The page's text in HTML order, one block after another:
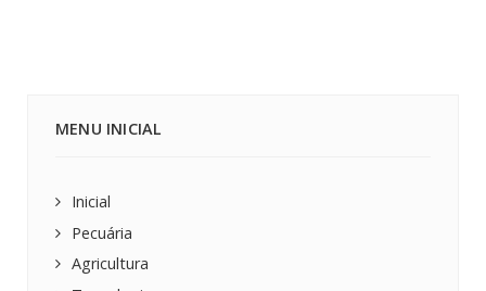
MENU INICIAL
Inicial
Pecuária
Agricultura